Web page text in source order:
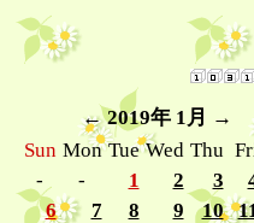
← 2019年 1月
→
Sun Mon Tue Wed Thu
-
- 1 2 3
6
7 8 9 10